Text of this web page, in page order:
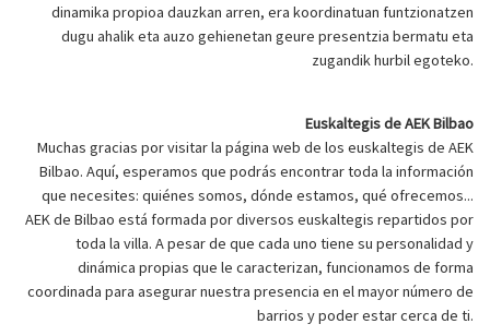
dinamika propioa dauzkan arren, era koordinatuan funtzionatzen
dugu ahalik eta auzo gehienetan geure presentzia bermatu eta
zugandik hurbil egoteko.
Euskaltegis de AEK Bilbao
Muchas gracias por visitar la página web de los euskaltegis de AEK
Bilbao. Aquí, esperamos que podrás encontrar toda la información
que necesites: quiénes somos, dónde estamos, qué ofrecemos...
AEK de Bilbao está formada por diversos euskaltegis repartidos por
toda la villa. A pesar de que cada uno tiene su personalidad y
dinámica propias que le caracterizan, funcionamos de forma
coordinada para asegurar nuestra presencia en el mayor número de
barrios y poder estar cerca de ti.